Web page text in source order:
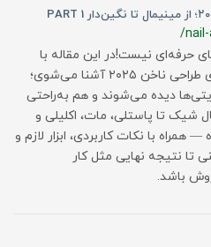
/
حرفه‌ای نیست!در این مقاله با
جدیدترین و محبوب‌ترین مدل‌های طراحی ناخن ۲۰۲۵ آشنا می‌شوی؛
دیده می‌شوند و هم به‌راحتی
شیک تا پاستلی، مات، اکلیلی و
با نکات کاربردی، ابزار لازم و
تا نتیجه‌ نهایی مثل کار
باشد.